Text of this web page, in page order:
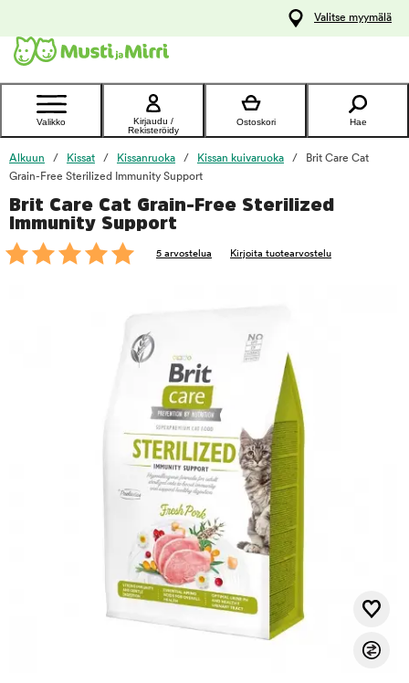
Ota yhteyttä
asiakaspalveluun
Valitse myymälä
Valikko
Kirjaudu /
Rekisteröidy
Ostoskori Hae
Alkuun Kissat Kissanruoka Kissan kuivaruoka
Brit Care Cat
Grain-Free Sterilized Immunity Support
Brit Care Cat Grain-Free Sterilized
Immunity Support
5 arvostelua Kirjoita tuotearvostelu
foo